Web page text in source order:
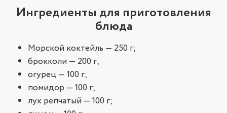
Ингредиенты для приготовления
блюда
Морской коктейль — 250 г;
брокколи — 200 г;
огурец — 100 г;
помидор — 100 г;
лук репчатый — 100 г;